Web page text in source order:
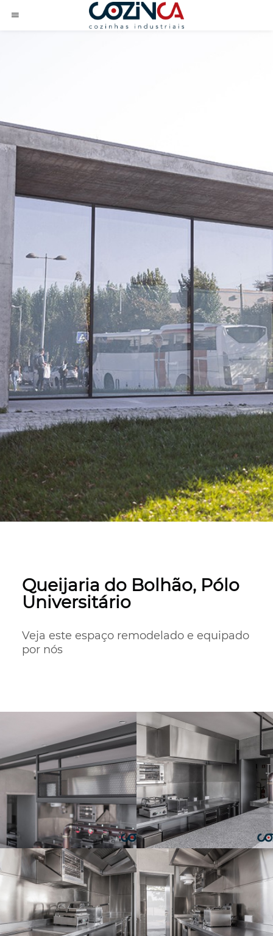
Queijaria do Bolhão, Pólo
Universitário
Veja este espaço remodelado e equipado
por nós